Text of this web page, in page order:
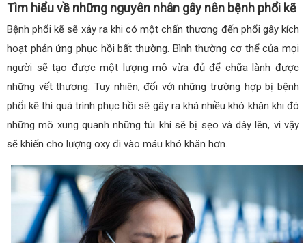
Tìm hiểu về những nguyên nhân gây nên bệnh phổi kẽ
Bệnh phổi kẽ sẽ xảy ra khi có một chấn thương đến phổi gây kích
hoạt phản ứng phục hồi bất thường. Bình thường cơ thể của mọi
người sẽ tạo được một lượng mô vừa đủ để chữa lành được
những vết thương. Tuy nhiên, đối với những trường hợp bị bệnh
phổi kẽ thì quá trình phục hồi sẽ gây ra khá nhiều khó khăn khi đó
những mô xung quanh những túi khí sẽ bị sẹo và dày lên, vì vậy
sẽ khiến cho lượng oxy đi vào máu khó khăn hơn.